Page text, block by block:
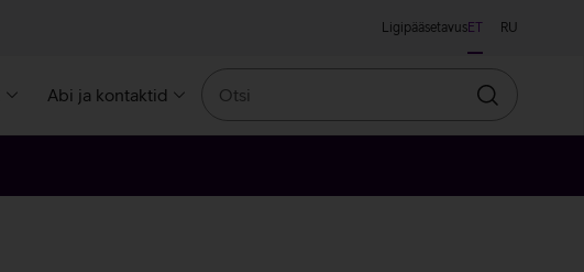
LigipääsetavusET RU
Abi ja kontaktid
Otsin